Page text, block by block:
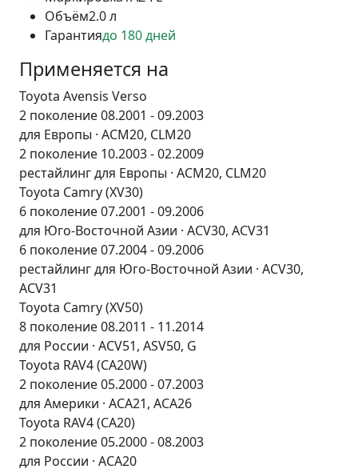
Объём2.0 л
Гарантиядо 180 дней
Применяется на
Toyota Avensis Verso
2 поколение 08.2001 - 09.2003
для Европы · ACM20, CLM20
2 поколение 10.2003 - 02.2009
рестайлинг для Европы · ACM20, CLM20
Toyota Camry (XV30)
6 поколение 07.2001 - 09.2006
для Юго-Восточной Азии · ACV30, ACV31
6 поколение 07.2004 - 09.2006
рестайлинг для Юго-Восточной Азии · ACV30,
ACV31
Toyota Camry (XV50)
8 поколение 08.2011 - 11.2014
для России · ACV51, ASV50, G
Toyota RAV4 (CA20W)
2 поколение 05.2000 - 07.2003
для Америки · ACA21, ACA26
Toyota RAV4 (CA20)
2 поколение 05.2000 - 08.2003
для России · ACA20